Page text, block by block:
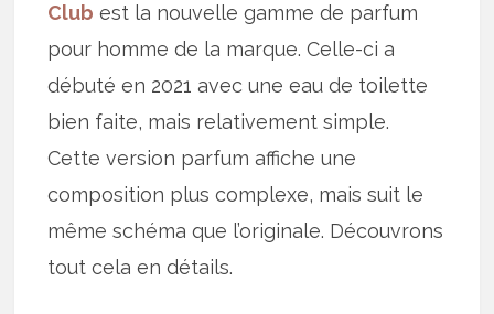
Club est la nouvelle gamme de parfum
pour homme de la marque. Celle-ci a
débuté en 2021 avec une eau de toilette
bien faite, mais relativement simple.
Cette version parfum affiche une
composition plus complexe, mais suit le
même schéma que l’originale. Découvrons
tout cela en détails.